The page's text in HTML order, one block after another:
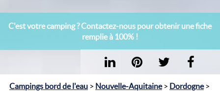
C'est votre camping ? Contactez-nous pour obtenir une fiche
remplie à 100% !
Campings bord de l'eau> Nouvelle-Aquitaine> Dordogne>